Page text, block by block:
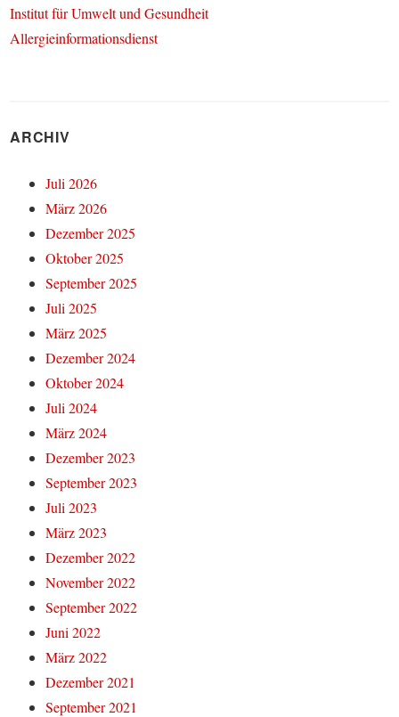
Institut für Umwelt und Gesundheit
Allergieinformationsdienst
ARCHIV
Juli 2026
März 2026
Dezember 2025
Oktober 2025
September 2025
Juli 2025
März 2025
Dezember 2024
Oktober 2024
Juli 2024
März 2024
Dezember 2023
September 2023
Juli 2023
März 2023
Dezember 2022
November 2022
September 2022
Juni 2022
März 2022
Dezember 2021
September 2021